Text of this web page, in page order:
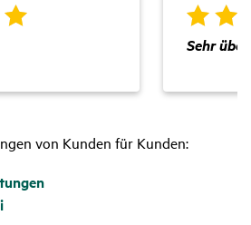
Sehr
von Kunden für Kunden: